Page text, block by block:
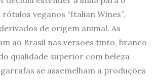
veganos “Italian Wines”,
de origem animal. As
ao Brasil nas versões tinto, branco
qualidade superior com beleza
se assemelham a produções